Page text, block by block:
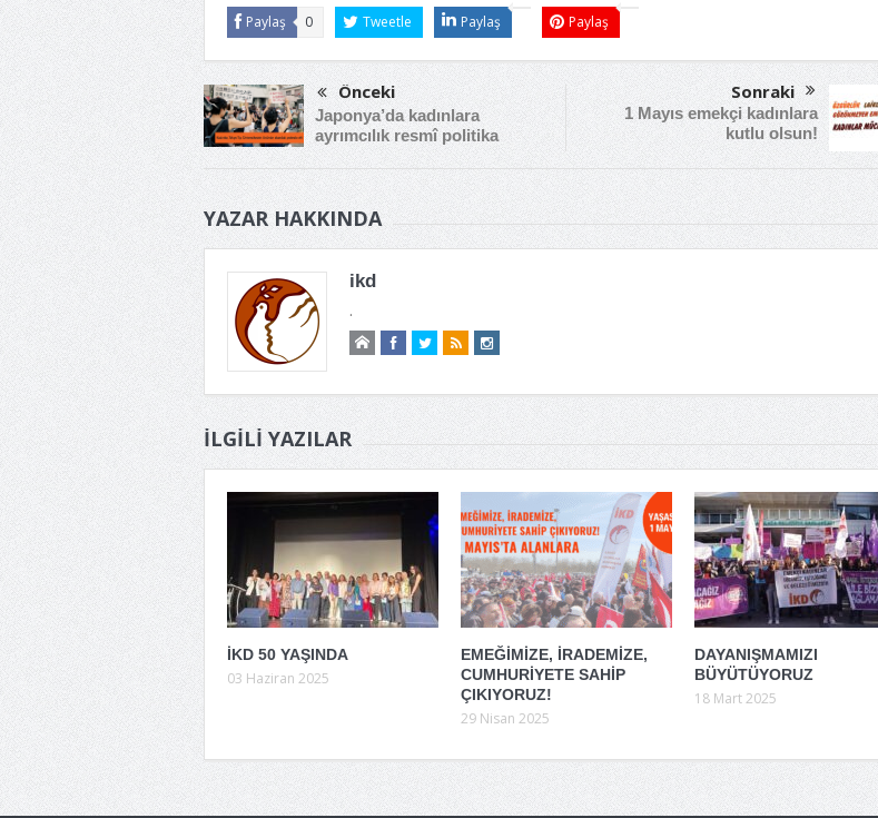
Paylaş 0 Tweetle Paylaş Paylaş
Önceki
Japonya’da kadınlara
ayrımcılık resmî politika
Sonraki
1 Mayıs emekçi kadınlara
kutlu olsun!
YAZAR HAKKINDA
ikd
.
İLGILI YAZILAR
İKD 50 YAŞINDA
03 Haziran 2025
EMEĞİMİZE, İRADEMİZE,
CUMHURİYETE SAHİP
ÇIKIYORUZ!
29 Nisan 2025
DAYANIŞMAMIZI
BÜYÜTÜYORUZ
18 Mart 2025